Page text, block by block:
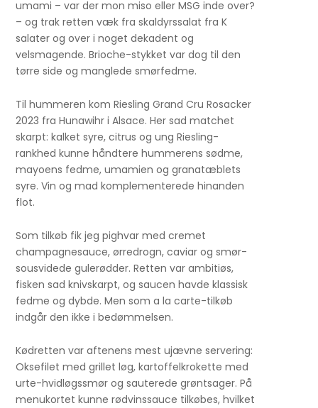
umami – var der mon miso eller MSG inde over?
– og trak retten væk fra skaldyrssalat fra K
salater og over i noget dekadent og
velsmagende. Brioche-stykket var dog til den
tørre side og manglede smørfedme.
Til hummeren kom Riesling Grand Cru Rosacker
2023 fra Hunawihr i Alsace. Her sad matchet
skarpt: kalket syre, citrus og ung Riesling-
rankhed kunne håndtere hummerens sødme,
mayoens fedme, umamien og granatæblets
syre. Vin og mad komplementerede hinanden
flot.
Som tilkøb fik jeg pighvar med cremet
champagnesauce, ørredrogn, caviar og smør-
sousvidede gulerødder. Retten var ambitiøs,
fisken sad knivskarpt, og saucen havde klassisk
fedme og dybde. Men som a la carte-tilkøb
indgår den ikke i bedømmelsen.
Kødretten var aftenens mest ujævne servering:
Oksefilet med grillet løg, kartoffelkrokette med
urte-hvidløgssmør og sauterede grøntsager. På
menukortet kunne rødvinssauce tilkøbes, hvilket